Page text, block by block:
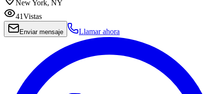
New York, NY
41Vistas
Enviar mensaje Llamar ahora